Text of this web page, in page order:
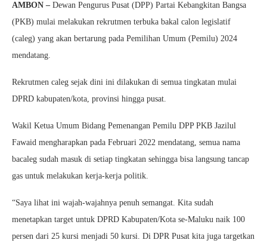
AMBON – Dewan Pengurus Pusat (DPP) Partai Kebangkitan Bangsa
(PKB) mulai melakukan rekrutmen terbuka bakal calon legislatif
(caleg) yang akan bertarung pada Pemilihan Umum (Pemilu) 2024
mendatang.
Rekrutmen caleg sejak dini ini dilakukan di semua tingkatan mulai
DPRD kabupaten/kota, provinsi hingga pusat.
Wakil Ketua Umum Bidang Pemenangan Pemilu DPP PKB Jazilul
Fawaid mengharapkan pada Februari 2022 mendatang, semua nama
bacaleg sudah masuk di setiap tingkatan sehingga bisa langsung tancap
gas untuk melakukan kerja-kerja politik.
“Saya lihat ini wajah-wajahnya penuh semangat. Kita sudah
menetapkan target untuk DPRD Kabupaten/Kota se-Maluku naik 100
persen dari 25 kursi menjadi 50 kursi. Di DPR Pusat kita juga targetkan